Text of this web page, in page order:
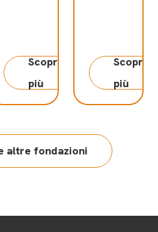
Scopri di
più
Scopri di
più
altre fondazioni